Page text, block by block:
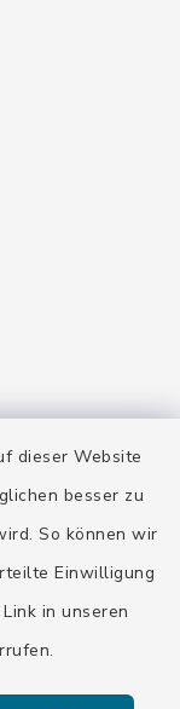
dieser Website
besser zu
So können wir
Einwilligung
in unseren